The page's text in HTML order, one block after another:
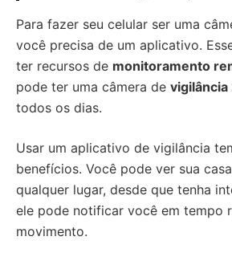
Para fazer seu celular ser uma
você precisa de um aplicativo.
ter recursos de monitoramento
pode ter uma câmera de
todos os dias.
Usar um aplicativo de vigilância
benefícios. Você pode ver sua
qualquer lugar, desde que tenha
ele pode notificar você em tempo
movimento.